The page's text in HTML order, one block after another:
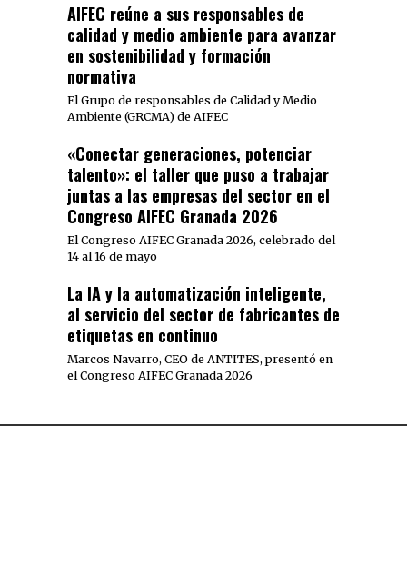
AIFEC reúne a sus responsables de
calidad y medio ambiente para avanzar
en sostenibilidad y formación
normativa
El Grupo de responsables de Calidad y Medio
Ambiente (GRCMA) de AIFEC
«Conectar generaciones, potenciar
talento»: el taller que puso a trabajar
juntas a las empresas del sector en el
Congreso AIFEC Granada 2026
El Congreso AIFEC Granada 2026, celebrado del
14 al 16 de mayo
La IA y la automatización inteligente,
al servicio del sector de fabricantes de
etiquetas en continuo
Marcos Navarro, CEO de ANTITES, presentó en
el Congreso AIFEC Granada 2026